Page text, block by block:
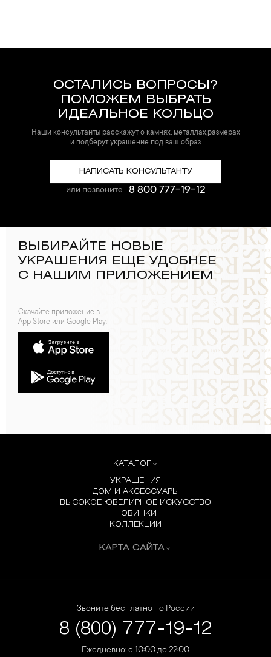
ОСТАЛИСЬ ВОПРОСЫ?
ПОМОЖЕМ ВЫБРАТЬ
ИДЕАЛЬНОЕ КОЛЬЦО
Наши консультанты расскажут о камнях, металлах,размерах
и подберут украшение под ваш образ
НАПИСАТЬ КОНСУЛЬТАНТУ
или позвоните 8 800 777-19-12
ВЫБИРАЙТЕ НОВЫЕ
УКРАШЕНИЯ ЕЩЕ УДОБНЕЕ
С НАШИМ ПРИЛОЖЕНИЕМ
Скачайте приложение в
App Store или Google Play:
КАТАЛОГ
УКРАШЕНИЯ
ДОМ И АКСЕССУАРЫ
ВЫСОКОЕ ЮВЕЛИРНОЕ ИСКУССТВО
НОВИНКИ
КОЛЛЕКЦИИ
КАРТА САЙТА
Звоните бесплатно по России
8 (800) 777-19-12
Ежедневно: с 10:00 до 22:00